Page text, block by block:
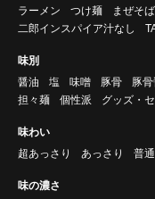
ラーメン
つけ麺 まぜそば
二郎インスパイア汁なし
味別
醤油
塩 味噌 豚骨 豚
担々麺
個性派 グッズ・
味わい
超あっさり
あっさり 普通
味の濃さ